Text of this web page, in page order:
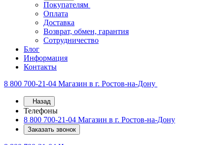
Покупателям
Оплата
Доставка
Возврат, обмен, гарантия
Сотрудничество
Блог
Информация
Контакты
8 800 700-21-04 Магазин в г. Ростов-на-Дону
Назад
Телефоны
8 800 700-21-04 Магазин в г. Ростов-на-Дону
Заказать звонок